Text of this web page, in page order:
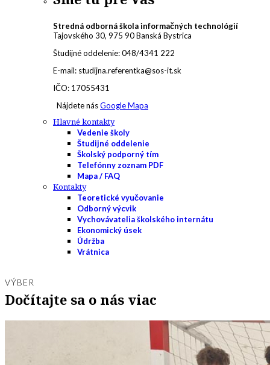
Stredná odborná škola informačných technológií
Tajovského 30, 975 90 Banská Bystrica
Študijné oddelenie: 048/4341 222
E-mail: studijna.referentka@sos-it.sk
IČO: 17055431
Nájdete násGoogle Mapa
Hlavné kontakty
Vedenie školy
Študijné oddelenie
Školský podporný tím
Telefónny zoznam PDF
Mapa / FAQ
Kontakty
Teoretické vyučovanie
Odborný výcvik
Vychovávatelia školského internátu
Ekonomický úsek
Údržba
Vrátnica
VÝBER
Dočítajte sa o nás viac